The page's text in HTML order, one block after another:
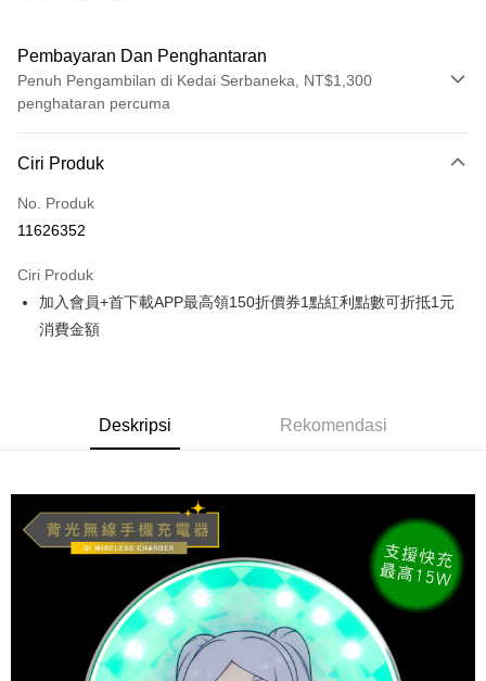
Pembayaran Dan Penghantaran
Penuh Pengambilan di Kedai Serbaneka, NT$1,300
penghataran percuma
Kad Kredit (Bayaran Penuh)
Pengambilan di Kedai Serbaneka
Apple Pay
Easy Wallet
Tunai semasa Penghantaran
全家取貨付款
NT$65/pesanan | Penghantaran percuma untuk pesanan
NT$1,300 atau lebih
付款後全家取貨
NT$65/pesanan | Penghantaran percuma untuk pesanan
Ciri Produk
No. Produk
11626352
Ciri Produk
加入會員+首下載APP最高領150折價券1點紅利點數可折抵1元
消費金額
Deskripsi Rekomendasi